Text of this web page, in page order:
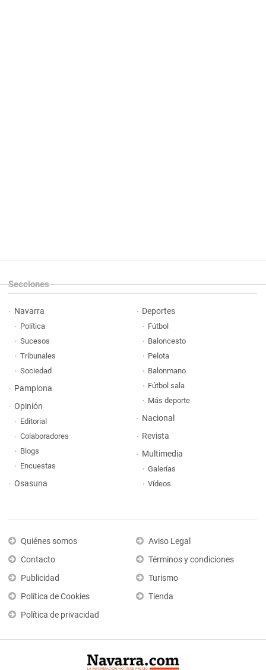
Secciones
Navarra
Política
Sucesos
Tribunales
Sociedad
Pamplona
Opinión
Editorial
Colaboradores
Blogs
Encuestas
Osasuna
Deportes
Fútbol
Baloncesto
Pelota
Balonmano
Fútbol sala
Más deporte
Nacional
Revista
Multimedia
Galerías
Vídeos
Quiénes somos
Contacto
Publicidad
Política de Cookies
Política de privacidad
Aviso Legal
Términos y condiciones
Turismo
Tienda